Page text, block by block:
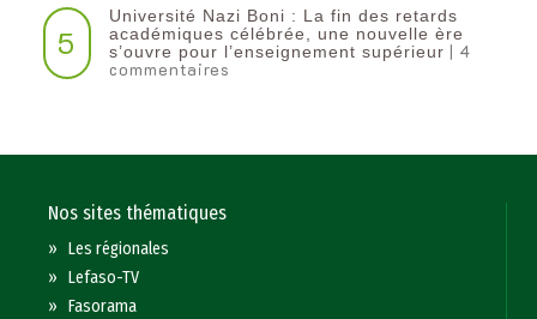
5
Université Nazi Boni : La fin des retards
académiques célébrée, une nouvelle ère
s’ouvre pour l’enseignement supérieur | 4
commentaires
Nos sites thématiques
»Les régionales
»Lefaso-TV
»Fasorama